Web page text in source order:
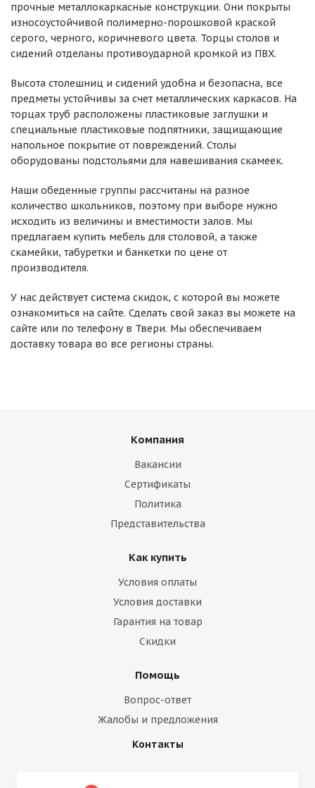
прочные металлокаркасные конструкции. Они покрыты
износоустойчивой полимерно-порошковой краской
серого, черного, коричневого цвета. Торцы столов и
сидений отделаны противоударной кромкой из ПВХ.
Высота столешниц и сидений удобна и безопасна, все
предметы устойчивы за счет металлических каркасов. На
торцах труб расположены пластиковые заглушки и
специальные пластиковые подпятники, защищающие
напольное покрытие от повреждений. Столы
оборудованы подстольями для навешивания скамеек.
Наши обеденные группы рассчитаны на разное
количество школьников, поэтому при выборе нужно
исходить из величины и вместимости залов. Мы
предлагаем купить мебель для столовой, а также
скамейки, табуретки и банкетки по цене от
производителя.
У нас действует система скидок, с которой вы можете
ознакомиться на сайте. Сделать свой заказ вы можете на
сайте или по телефону в Твери. Мы обеспечиваем
доставку товара во все регионы страны.
Компания
Вакансии
Сертификаты
Политика
Представительства
Как купить
Условия оплаты
Условия доставки
Гарантия на товар
Скидки
Помощь
Вопрос-ответ
Жалобы и предложения
Контакты